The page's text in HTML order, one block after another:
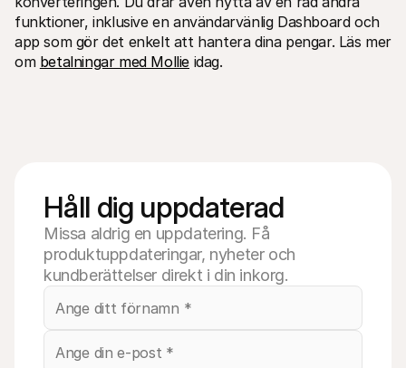
funktioner, inklusive en användarvänlig Dashboard och
app som gör det enkelt att hantera dina pengar. Läs mer
om betalningar med Mollie idag.
Håll dig uppdaterad
Missa aldrig en uppdatering. Få
produktuppdateringar, nyheter och
kundberättelser direkt i din inkorg.